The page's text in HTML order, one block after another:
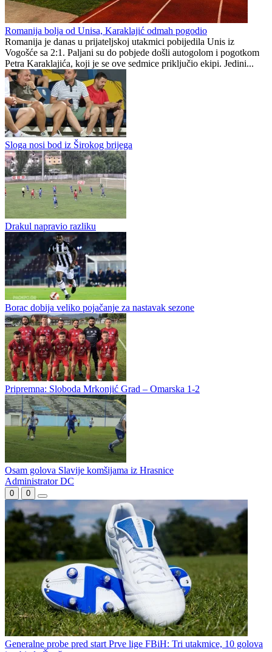
Haos u Irskoj: Navijač utrčao
na teren i nasrnuo na
gostujuće fudbalere (VIDEO)
Dva "krompira" u Premijer
ligi: Bez golova u dvije
utakmice prvog kola
Preporučuje ContentExchange
Republika Srpska
1 0
Romanija bolja od Unisa, Karaklajić odmah pogodio
Romanija je danas u prijateljskoj utakmici pobijedila Unis iz
Vogošće sa 2:1. Paljani su do pobjede došli autogolom i pogotkom
Petra Karaklajića, koji je se ove sedmice priključio ekipi. Jedini...
Sloga nosi bod iz Širokog brijega
Drakul napravio razliku
Borac dobija veliko pojačanje za nastavak sezone
Pripremna: Sloboda Mrkonjić Grad – Omarska 1-2